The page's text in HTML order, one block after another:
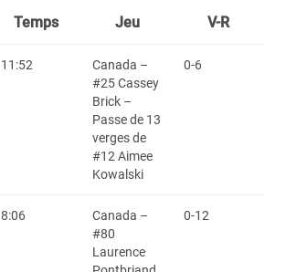
Temps Jeu V-R
11:52
Canada –
#25 Cassey
Brick –
Passe de 13
verges de
#12 Aimee
Kowalski
0-6
8:06
Canada –
#80
Laurence
0-12